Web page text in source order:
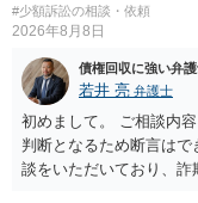
は裁判所へ相談した方が
#少額訴訟の相談・依頼
2026年8月8日
債権回収に強い弁
若井 亮 弁護士
初めまして。 ご相談内
判断となるため断言は
談をいただいており、